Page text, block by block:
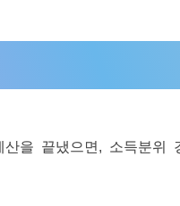
을 끝냈으면, 소득분위